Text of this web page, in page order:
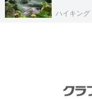
ハイキング